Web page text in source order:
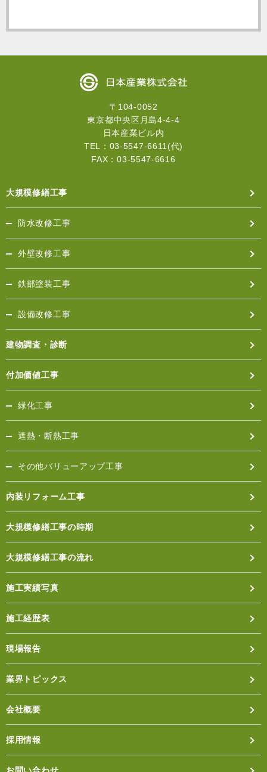
メール及び郵送のＤＭ（若しくは葉書等）にてご提供
■個人情報の変更・取消
お客様が、お客様の個人情報の照会、変更、取消等を
ください。個人情報漏洩防止、正確性、安全性の確保
の観点から、法令の規定により特別な手続が定められ
ている場合を除き、遅滞なく必要な調査を行い、当該
ご請求がお客様ご自身によるものであることが確認で
います。
当社とお客様との取引を完結させる上で必要な企業に
得た上で情報を開示させていただくことがございま
す。
■お問合わせについて
お客様の個人情報に関する手続きのお問合わせについ
ては、メールフォームでお受けいたします。当社で
情報の管理につきましては十分ご注意いただきますよ
うお願いいたします。当社が今後サービス等を新しく
提供する際、上記内容が変更される場合があります。
変更時期やその内容についてはこのページ、または同
等のページにおいてお客様にご案内申し上げます。
〒104-0052
東京都中央区月島4-4-4
日本産業ビル内
TEL：03-5547-6611(代)
FAX：03-5547-6616
大規模修繕工事
防水改修工事
外壁改修工事
鉄部塗装工事
設備改修工事
建物調査・診断
付加価値工事
緑化工事
遮熱・断熱工事
その他バリューアップ工事
内装リフォーム工事
大規模修繕工事の時期
大規模修繕工事の流れ
施工実績写真
施工経歴表
現場報告
業界トピックス
会社概要
採用情報
お問い合わせ